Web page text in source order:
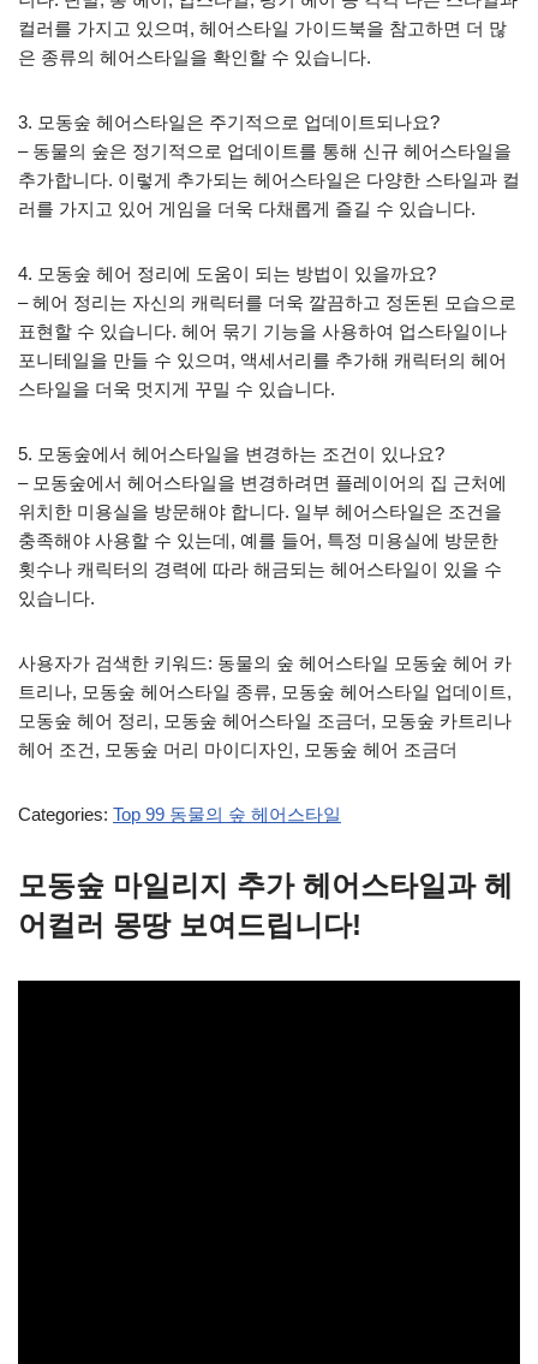
컬러를 가지고 있으며, 헤어스타일 가이드북을 참고하면 더 많
은 종류의 헤어스타일을 확인할 수 있습니다.
3. 모동숲 헤어스타일은 주기적으로 업데이트되나요?
– 동물의 숲은 정기적으로 업데이트를 통해 신규 헤어스타일을
추가합니다. 이렇게 추가되는 헤어스타일은 다양한 스타일과 컬
러를 가지고 있어 게임을 더욱 다채롭게 즐길 수 있습니다.
4. 모동숲 헤어 정리에 도움이 되는 방법이 있을까요?
– 헤어 정리는 자신의 캐릭터를 더욱 깔끔하고 정돈된 모습으로
표현할 수 있습니다. 헤어 묶기 기능을 사용하여 업스타일이나
포니테일을 만들 수 있으며, 액세서리를 추가해 캐릭터의 헤어
스타일을 더욱 멋지게 꾸밀 수 있습니다.
5. 모동숲에서 헤어스타일을 변경하는 조건이 있나요?
– 모동숲에서 헤어스타일을 변경하려면 플레이어의 집 근처에
위치한 미용실을 방문해야 합니다. 일부 헤어스타일은 조건을
충족해야 사용할 수 있는데, 예를 들어, 특정 미용실에 방문한
횟수나 캐릭터의 경력에 따라 해금되는 헤어스타일이 있을 수
있습니다.
사용자가 검색한 키워드: 동물의 숲 헤어스타일 모동숲 헤어 카
트리나, 모동숲 헤어스타일 종류, 모동숲 헤어스타일 업데이트,
모동숲 헤어 정리, 모동숲 헤어스타일 조금더, 모동숲 카트리나
헤어 조건, 모동숲 머리 마이디자인, 모동숲 헤어 조금더
Categories: Top 99 동물의 숲 헤어스타일
모동숲 마일리지 추가 헤어스타일과 헤
어컬러 몽땅 보여드립니다!